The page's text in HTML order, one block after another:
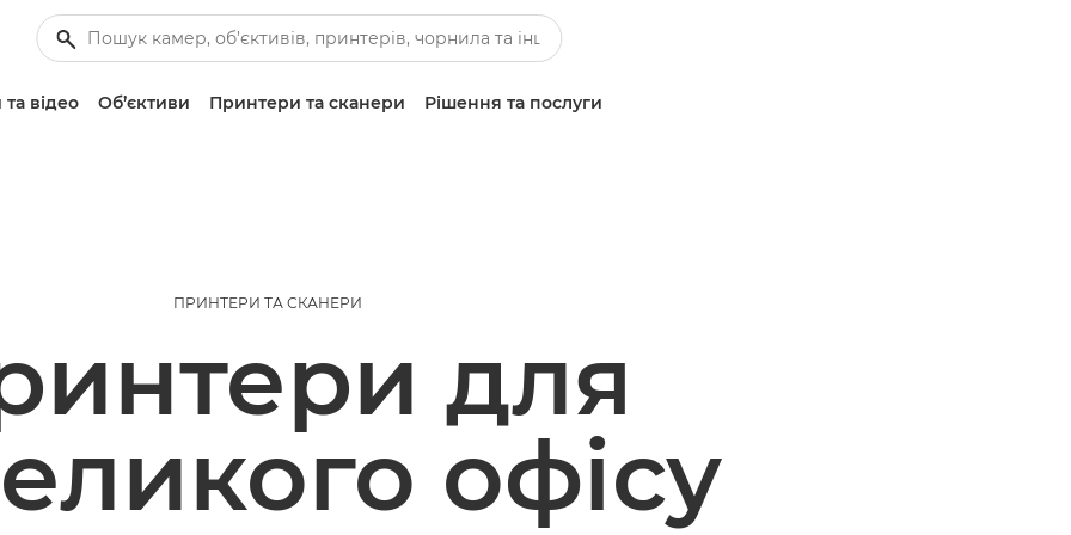
відео Об’єктиви Принтери та сканери Рішення та послуги
ПРИНТЕРИ ТА СКАНЕРИ
для
офісу